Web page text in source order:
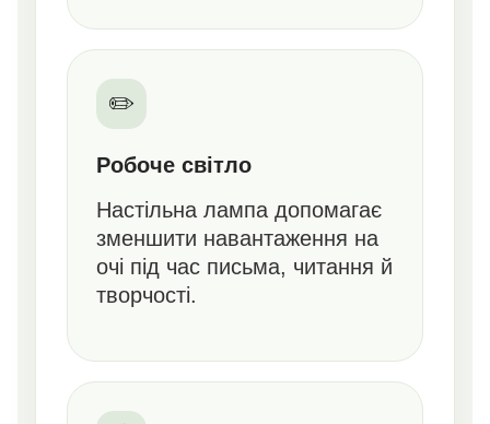
✏️
Робоче світло
Настільна лампа допомагає
зменшити навантаження на
очі під час письма, читання й
творчості.